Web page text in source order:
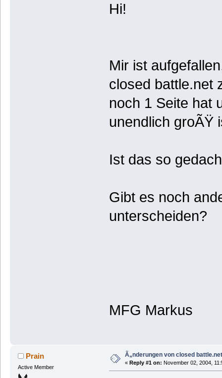
Hi!
Mir ist
closed battle.net
noch 1 Seite hat
unendlich groÃŸ
Ist das so
Gibt es noch
unterscheiden?
MFG Markus
Prain
Active Member
Ã„nderungen von closed
« Reply #1 on: November 02, 2004,